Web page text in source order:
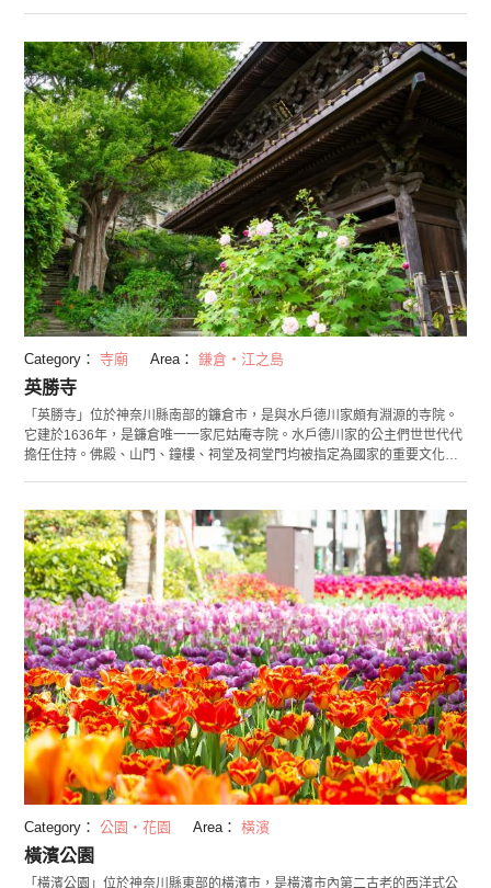
盡收眼底。到了夜晚天色已暗時，華燈初上的夜景如置身夢幻，令人沈醉。
自1859年橫濱港開港以來，橫濱就有著與各國頻繁往來的歷史。見證了橫濱
的歷史的山下公園中坐落著數座來自各國的紀念碑。如加州聖地牙哥市贈予
的「水之守護神像」和在日印度人協會贈與的「印度水塔」等建築物，都極
富魅力。另外，這裡還以綻放著2500朵玫瑰而名聲遠揚。園內設有長椅以供
疲乏時休息恢復體力,是一個能夠一邊欣賞海景與玫瑰，悠閒地享受時光的好
去處。
Category： 寺廟 Area： 鎌倉・江之島
英勝寺
「英勝寺」位於神奈川縣南部的鐮倉市，是與水戶德川家頗有淵源的寺院。
它建於1636年，是鐮倉唯一一家尼姑庵寺院。水戶德川家的公主們世世代代
擔任住持。佛殿、山門、鐘樓、祠堂及祠堂門均被指定為國家的重要文化遺
勝寺的書院還會不定期舉辦茶會。
Category： 公園・花園 Area： 橫濱
橫濱公園
「橫濱公園」位於神奈川縣東部的橫濱市，是橫濱市內第二古老的西洋式公